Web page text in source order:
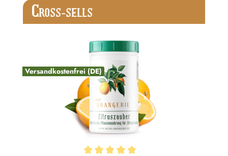
Produktgalerie überspringen
CROSS-SELLS
Versandkostenfrei (DE)